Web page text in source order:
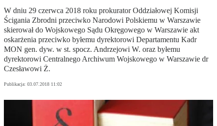
W dniu 29 czerwca 2018 roku prokurator Oddziałowej Komisji
Ścigania Zbrodni przeciwko Narodowi Polskiemu w Warszawie
skierował do Wojskowego Sądu Okręgowego w Warszawie akt
oskarżenia przeciwko byłemu dyrektorowi Departamentu Kadr
MON gen. dyw. w st. spocz. Andrzejowi W. oraz byłemu
dyrektorowi Centralnego Archiwum Wojskowego w Warszawie dr
Czesławowi Ż.
Publikacja: 03.07.2018 11:02